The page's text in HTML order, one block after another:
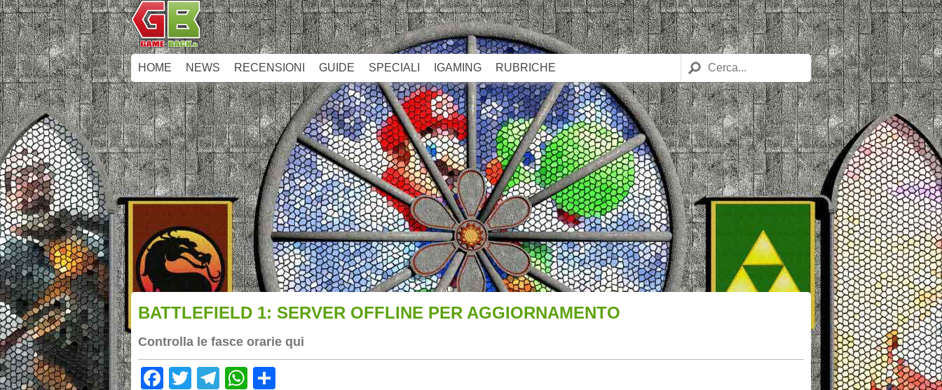
HOME NEWS RECENSIONI GUIDE SPECIALI IGAMING RUBRICHE
BATTLEFIELD 1: SERVER OFFLINE PER AGGIORNAMENTO
Controlla le fasce orarie qui
Facebook
TwitterTelegram
WhatsApp